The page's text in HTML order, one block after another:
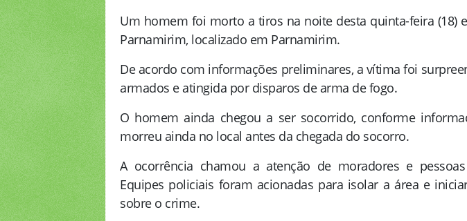
Um homem foi morto a tiros na noite desta quinta-feira (18)
Parnamirim, localizado em Parnamirim.
De acordo com informações preliminares, a vítima foi
armados e atingida por disparos de arma de fogo.
O homem ainda chegou a ser socorrido, conforme
morreu ainda no local antes da chegada do socorro.
A ocorrência chamou a atenção de moradores e
Equipes policiais foram acionadas para isolar a área e
sobre o crime.